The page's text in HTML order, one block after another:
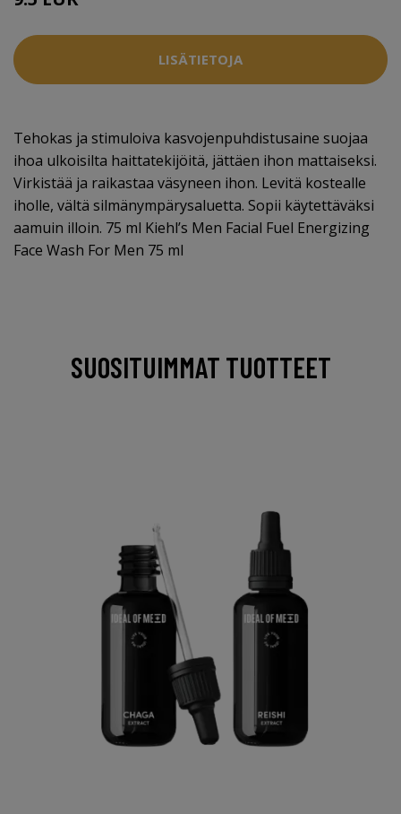
LISÄTIETOJA
Tehokas ja stimuloiva kasvojenpuhdistusaine suojaa
ihoa ulkoisilta haittatekijöitä, jättäen ihon mattaiseksi.
Virkistää ja raikastaa väsyneen ihon. Levitä kostealle
iholle, vältä silmänympärysaluetta. Sopii käytettäväksi
aamuin illoin. 75 ml Kiehl’s Men Facial Fuel Energizing
Face Wash For Men 75 ml
SUOSITUIMMAT TUOTTEET